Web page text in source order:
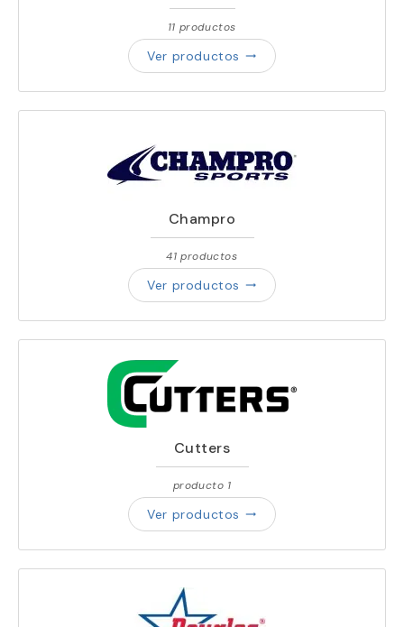
11 productos
Ver productos trending_flat
Champro
41 productos
Ver productos trending_flat
Cutters
producto 1
Ver productos trending_flat